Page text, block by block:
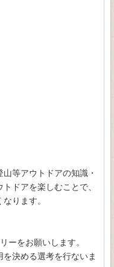
等アウトドアの知識・
ドアを楽しむことで、
ります。
ーをお願いします。
決める選考を行ないま